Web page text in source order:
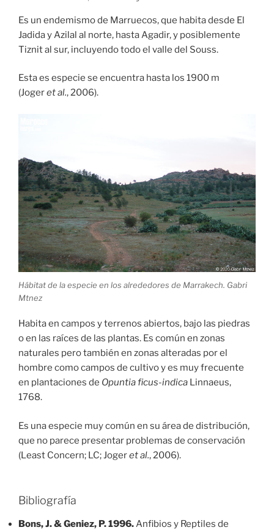
Es un endemismo de Marruecos, que habita desde El
Jadida y Azilal al norte, hasta Agadir, y posiblemente
Tiznit al sur, incluyendo todo el valle del Souss.
Esta es especie se encuentra hasta los 1900 m
(Jogeret al., 2006).
Hábitat de la especie en los alrededores de Marrakech. Gabri
Mtnez
Habita en campos y terrenos abiertos, bajo las piedras
o en las raíces de las plantas. Es común en zonas
naturales pero también en zonas alteradas por el
hombre como campos de cultivo y es muy frecuente
en plantaciones de Opuntia ficus-indica Linnaeus,
1768.
Es una especie muy común en su área de distribución,
que no parece presentar problemas de conservación
(Least Concern; LC; Jogeret al., 2006).
Bibliografía
Bons, J. & Geniez, P. 1996.Anfibios y Reptiles de